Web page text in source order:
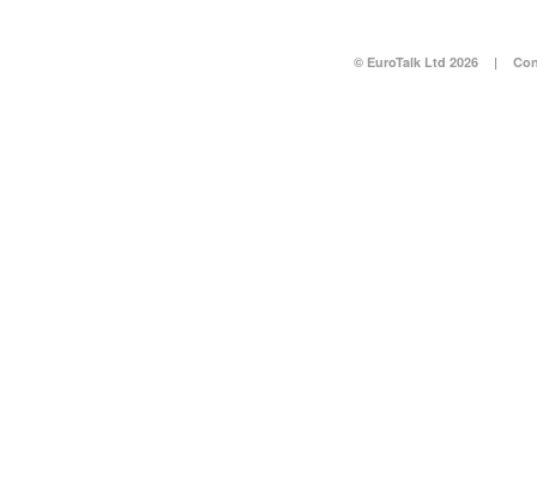
© EuroTalk Ltd 2026 |